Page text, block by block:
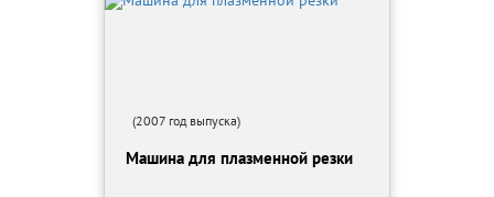
(2007 год выпуска)
Машина для плазменной резки